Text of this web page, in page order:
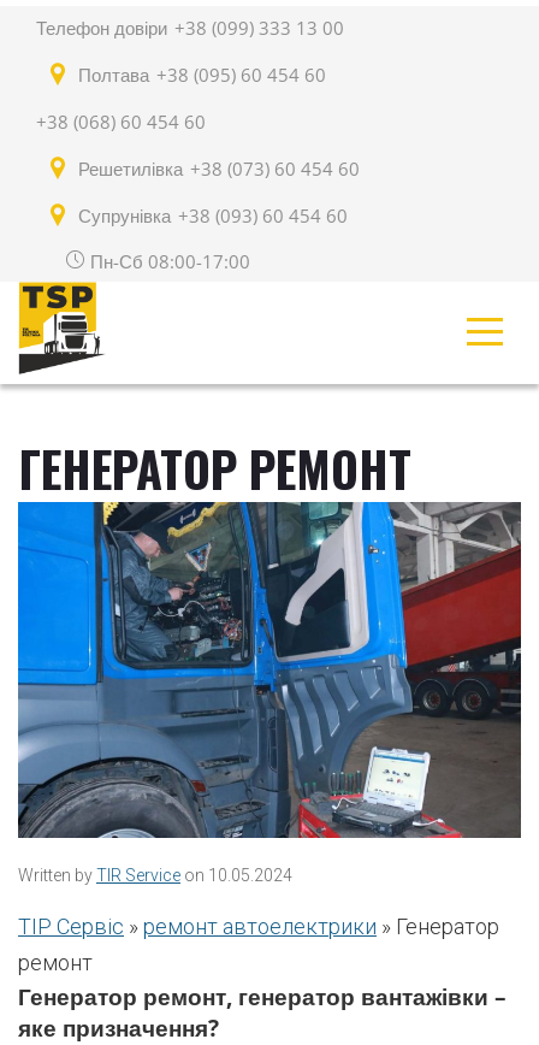
Телефон довіри +38 (099) 333 13 00
Полтава +38 (095) 60 454 60
+38 (068) 60 454 60
Решетилівка +38 (073) 60 454 60
Супрунівка +38 (093) 60 454 60
Пн-Сб 08:00-17:00
ГЕНЕРАТОР РЕМОНТ
Written byTIR Service on 10.05.2024
ТІР Сервіс »ремонт автоелектрики » Генератор
ремонт
Генератор ремонт, генератор вантажівки –
яке призначення?